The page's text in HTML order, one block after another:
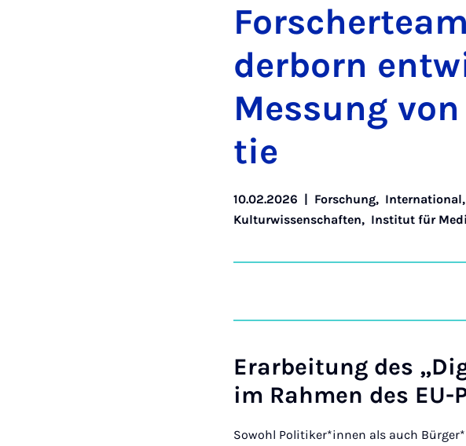
der­born
Mes­sung
tie
10.02.2026 | Forschung, International
Kulturwissenschaften, Institut für
Erarbeitung des
im Rahmen des EU-
Sowohl Politiker*innen als auch